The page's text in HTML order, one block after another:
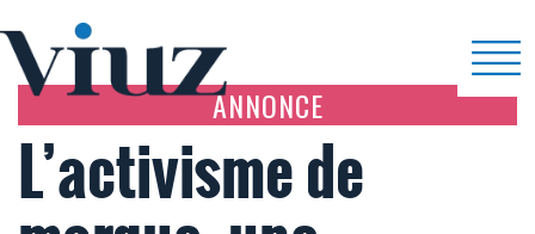
ANNONCE
L’activisme de